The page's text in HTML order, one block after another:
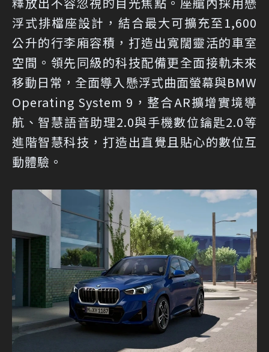
浮式排檔座設計，結合最大可擴充至1,600
公升的行李廂容積，打造出寬闊靈活的車室
空間。領先同級的科技配備更全面接軌未來
移動日常，全面導入懸浮式曲面螢幕與BMW
Operating System 9，整合AR擴增實境導
航、智慧語音助理2.0與手機數位鑰匙2.0等
進階智慧科技，打造出直覺且貼心的數位互
動體驗。